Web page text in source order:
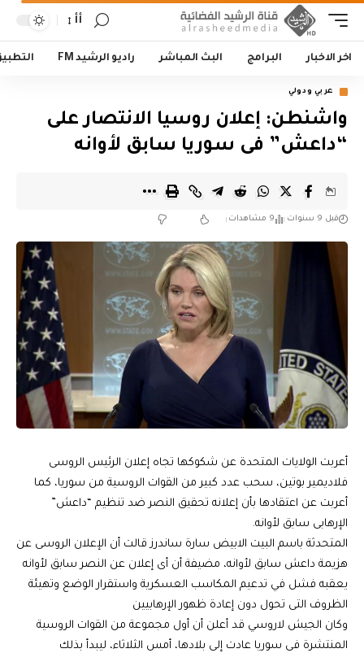
أأ
اخر الاخبار البرامج البث المباشر راديو الرشيد FM
عربي ودولي
واشنطن: إعلان روسيا الانتصار على
“داعش” فى سوريا سابق لأوانه
قبل 9 سنوات 9 مشاهدات
أعربت الولايات المتحدة عن شكوكها تجاه إعلان الرئيس الروسى
فلاديمير بوتين، سحب عدد كبير من القوات الروسية من سوريا، كما
أعربت عن اعتقادها بأن إعلانه تحقيق النصر ضد تنظيم “داعش”
الإرهابى سابق لأوانه.
المتحدثة باسم البيت الابيض سارة ساندرز قالت أن الإعلان الروسى عن
هزيمة داعش سابق لأوانه، مضيفة أن أى إعلان عن النصر سابق لأوانه
يعقبه فشل في تدعيم المكاسب العسكرية واستقرار الوضع وتهيئة
الظروف التى تحول دون إعادة ظهور الإرهابيين
وكان الجيش لاروسي قد أعلن أن أول مجموعة من القوات الروسية
المنتشرة فى سوريا عادت إلى بلادها، أمس الثلاثاء، ليبدأ بذلك